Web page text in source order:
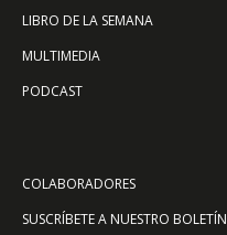
LIBRO DE LA SEMANA
MULTIMEDIA
PODCAST
COLABORADORES
SUSCRÍBETE A NUESTRO BOLETÍN